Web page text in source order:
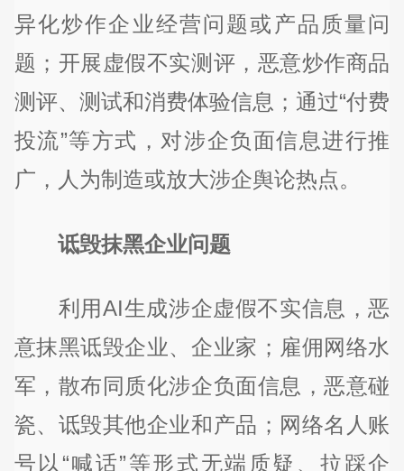
异化炒作企业经营问题或产品质量问
题；开展虚假不实测评，恶意炒作商品
测评、测试和消费体验信息；通过“付费
投流”等方式，对涉企负面信息进行推
广，人为制造或放大涉企舆论热点。
诋毁抹黑企业问题
利用AI生成涉企虚假不实信息，恶
意抹黑诋毁企业、企业家；雇佣网络水
军，散布同质化涉企负面信息，恶意碰
瓷、诋毁其他企业和产品；网络名人账
号以“喊话”等形式无端质疑、拉踩企